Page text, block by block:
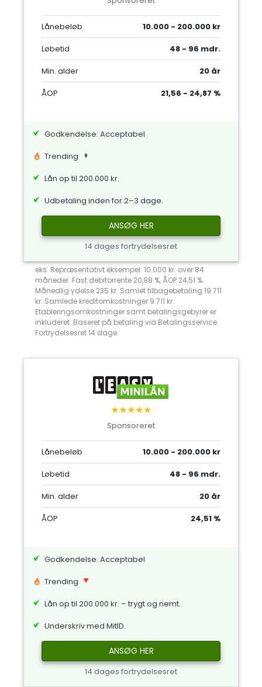
Lånebeløb
10.000 - 200.000 kr
Løbetid
48 - 96 mdr.
Min. alder
20 år
ÅOP
21,56 - 24,87 %
Godkendelse: Acceptabel
Trending
Lån op til 200.000 kr.
Udbetaling inden for 2–3 dage.
ANSØG HER
14 dages fortrydelsesret
eks: Repræsentativt eksempel: 10.000 kr. over 84
måneder. Fast debitorrente 20,98 %, ÅOP 24,51 %.
Månedlig ydelse 235 kr. Samlet tilbagebetaling 19.711
kr. Samlede kreditomkostninger 9.711 kr.
Etableringsomkostninger samt betalingsgebyrer er
inkluderet. Baseret på betaling via Betalingsservice.
Fortrydelsesret 14 dage.
★★★★★
Sponsoreret
Lånebeløb
10.000 - 200.000 kr
Løbetid
48 - 96 mdr.
Min. alder
20 år
ÅOP
24,51 %
Godkendelse: Acceptabel
Trending
Lån op til 200.000 kr. – trygt og nemt.
Underskriv med MitID.
ANSØG HER
14 dages fortrydelsesret